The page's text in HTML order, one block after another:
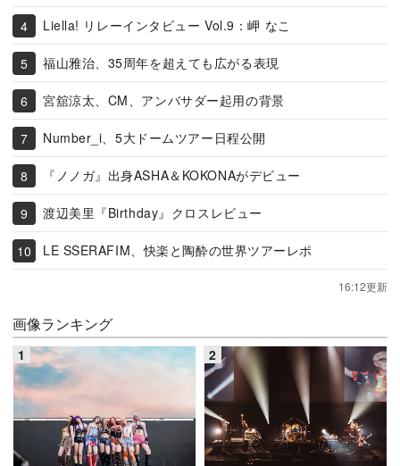
Liella! リレーインタビュー Vol.9：岬 なこ
福山雅治、35周年を超えても広がる表現
宮舘涼太、CM、アンバサダー起用の背景
Number_i、5大ドームツアー日程公開
『ノノガ』出身ASHA＆KOKONAがデビュー
渡辺美里『Birthday』クロスレビュー
LE SSERAFIM、快楽と陶酔の世界ツアーレポ
16:12更新
画像ランキング